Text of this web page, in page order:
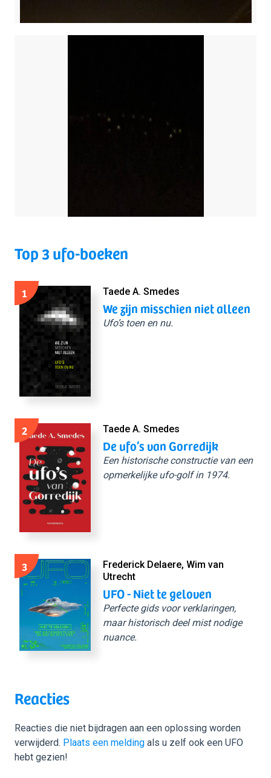
Top 3 ufo-boeken
1 Taede A. Smedes
We zijn misschien niet alleen
Ufo’s toen en nu.
2 Taede A. Smedes
De ufo’s van Gorredijk
Een historische constructie van een
opmerkelijke ufo-golf in 1974.
3
Frederick Delaere, Wim van
Utrecht
UFO - Niet te geloven
Perfecte gids voor verklaringen,
maar historisch deel mist nodige
nuance.
Reacties
Reacties die niet bijdragen aan een oplossing worden
verwijderd. Plaats een melding als u zelf ook een UFO
hebt gezien!